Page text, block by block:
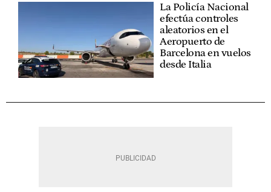
La Policía Nacional
efectúa controles
aleatorios en el
Aeropuerto de
Barcelona en vuelos
desde Italia